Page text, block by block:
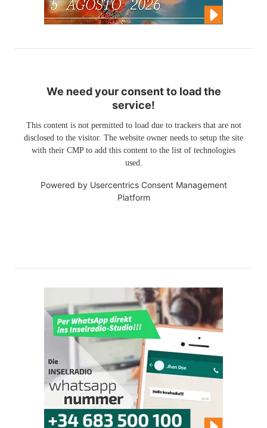
We need your consent to load the
service!
This content is not permitted to load due to trackers that are not
disclosed to the visitor. The website owner needs to setup the site
with their CMP to add this content to the list of technologies
used.
Powered by Usercentrics Consent Management
Platform